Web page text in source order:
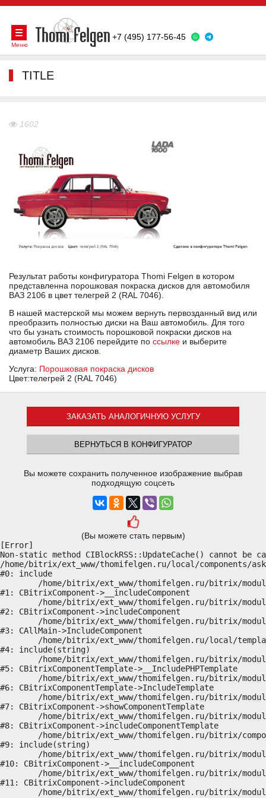
+7 (495) 177-56-45
Меню
TITLE
1602
Результат работы конфигуратора Thomi Felgen в котором
представленна порошковая покраска дисков для автомобиля
ВАЗ 2106 в цвет телегрей 2 (RAL 7046).
В нашей мастерской мы можем вернуть первозданный вид или
преобразить полностью диски на Ваш автомобиль. Для того
что бы узнать стоимость порошковой покраски дисков на
автомобиль ВАЗ 2106 перейдите по ссылке и выберите
диаметр Ваших дисков.
Услуга: Порошковая покраска дисков
Цвет:телегрей 2 (RAL 7046)
ЗАКАЗАТЬ АНАЛОГИЧНУЮ УСЛУГУ
ВЕРНУТЬСЯ В КОНФИГУРАТОР
Вы можете сохранить полученное изображение выбрав
подходящую соцсеть
(Вы можете стать первым)
[Error]
Non-static method CIBlockRSS::UpdateCache() cannot
/home/bitrix/ext_www/thomifelgen.ru/local/components/
#0: include
#1: CBitrixComponent->__includeComponent
#2: CBitrixComponent->includeComponent
#3: CAllMain->IncludeComponent
#4: include(string)
#5: CBitrixComponentTemplate->__IncludePHPTemplate
#6: CBitrixComponentTemplate->IncludeTemplate
#7: CBitrixComponent->showComponentTemplate
#8: CBitrixComponent->includeComponentTemplate
#9: include(string)
#10: CBitrixComponent->__includeComponent
#11: CBitrixComponent->includeComponent